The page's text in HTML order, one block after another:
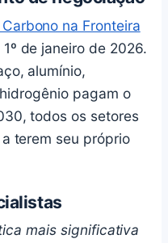
na Fronteira
de janeiro de 2026.
alumínio,
pagam o
todos os setores
terem seu próprio
mais significativa